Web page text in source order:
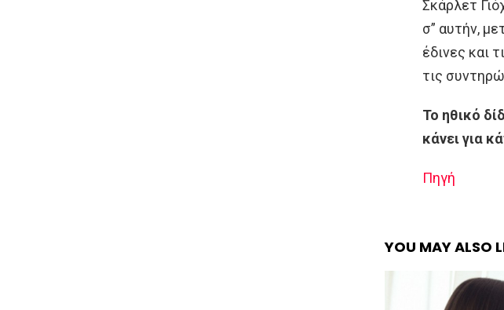
Σκάρλετ
σ” αυτήν,
έδινες και
τις συντηρώ
Το ηθικό
κάνει για
Πηγή
YOU MAY ALSO